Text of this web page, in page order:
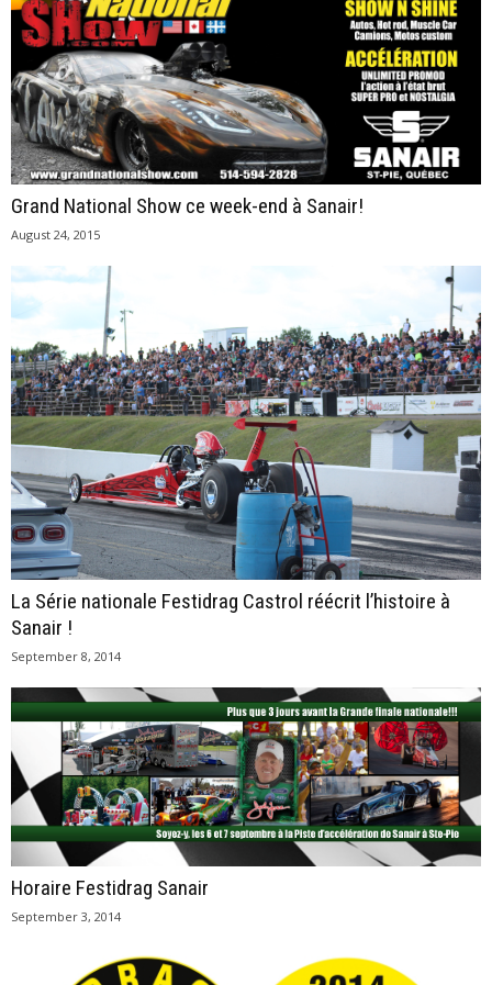
Grand National Show ce week-end à Sanair!
August 24, 2015
La Série nationale Festidrag Castrol réécrit l’histoire à
Sanair !
September 8, 2014
Horaire Festidrag Sanair
September 3, 2014